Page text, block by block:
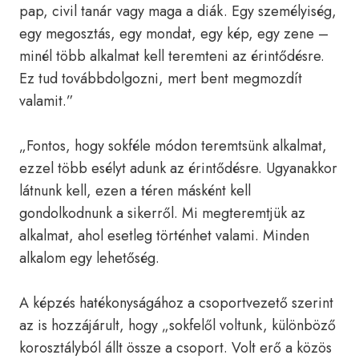
pap, civil tanár vagy maga a diák. Egy személyiség,
egy megosztás, egy mondat, egy kép, egy zene –
minél több alkalmat kell teremteni az érintődésre.
Ez tud továbbdolgozni, mert bent megmozdít
valamit.”
„Fontos, hogy sokféle módon teremtsünk alkalmat,
ezzel több esélyt adunk az érintődésre. Ugyanakkor
látnunk kell, ezen a téren másként kell
gondolkodnunk a sikerről. Mi megteremtjük az
alkalmat, ahol esetleg történhet valami. Minden
alkalom egy lehetőség.
A képzés hatékonyságához a csoportvezető szerint
az is hozzájárult, hogy „sokfelől voltunk, különböző
korosztályból állt össze a csoport. Volt erő a közös